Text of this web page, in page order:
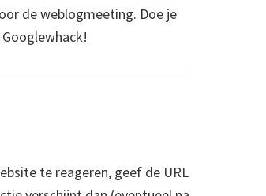
de weblogmeeting. Doe je
te reageren, geef de URL